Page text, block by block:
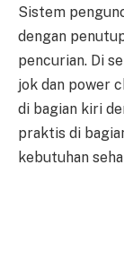
Sistem
dengan
pencurian. Di
jok dan power
di bagian kiri
praktis di
kebutuhan